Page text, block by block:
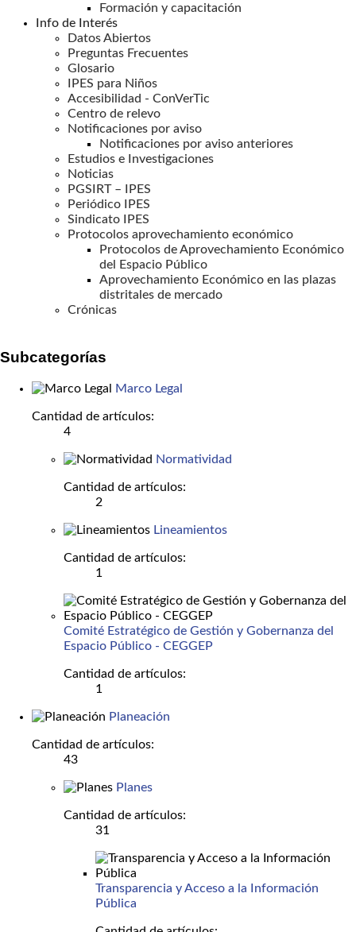
Formación y capacitación
Info de Interés
Datos Abiertos
Preguntas Frecuentes
Glosario
IPES para Niños
Accesibilidad - ConVerTic
Centro de relevo
Notificaciones por aviso
Notificaciones por aviso anteriores
Estudios e Investigaciones
Noticias
PGSIRT – IPES
Periódico IPES
Sindicato IPES
Protocolos aprovechamiento económico
Protocolos de Aprovechamiento Económico
del Espacio Público
Aprovechamiento Económico en las plazas
distritales de mercado
Crónicas
Subcategorías
Marco Legal
Cantidad de artículos:
4
Normatividad
Cantidad de artículos:
2
Lineamientos
Cantidad de artículos:
1
Comité Estratégico de Gestión y Gobernanza del
Espacio Público - CEGGEP
Cantidad de artículos:
1
Planeación
Cantidad de artículos:
43
Planes
Cantidad de artículos:
31
Transparencia y Acceso a la Información
Pública